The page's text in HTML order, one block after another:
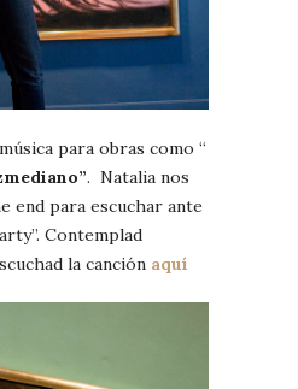
para obras como “
. Natalia nos
end para escuchar ante
Contemplad
la canción aquí